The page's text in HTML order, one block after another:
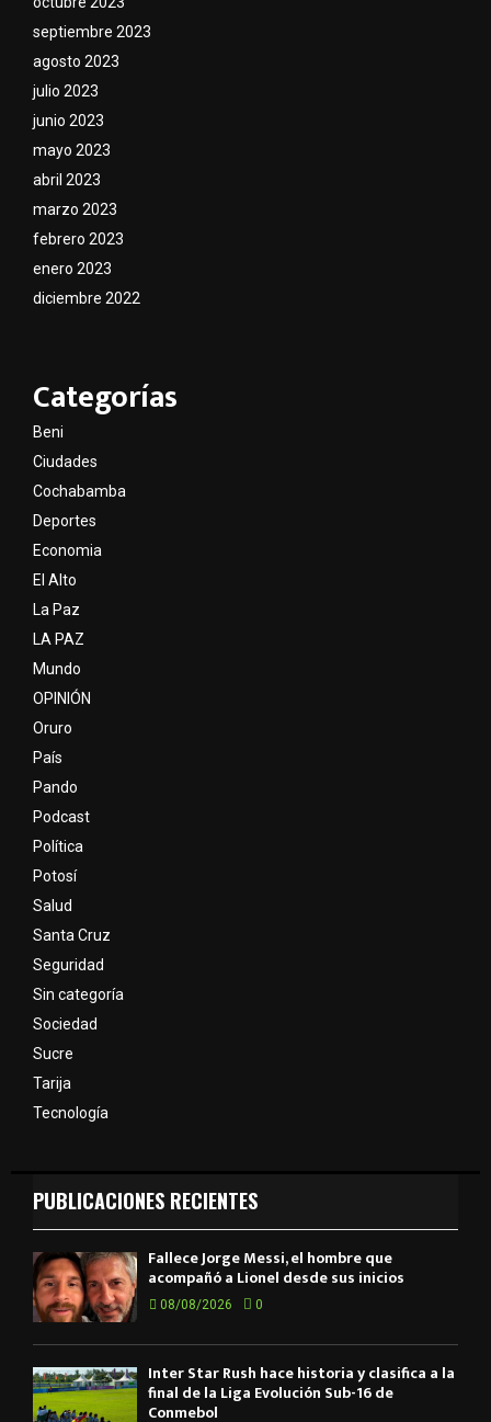
septiembre 2023
agosto 2023
julio 2023
junio 2023
mayo 2023
abril 2023
marzo 2023
febrero 2023
enero 2023
diciembre 2022
Categorías
Beni
Ciudades
Cochabamba
Deportes
Economia
El Alto
La Paz
LA PAZ
Mundo
OPINIÓN
Oruro
País
Pando
Podcast
Política
Potosí
Salud
Santa Cruz
Seguridad
Sin categoría
Sociedad
Sucre
Tarija
Tecnología
PUBLICACIONES RECIENTES
Fallece Jorge Messi, el hombre que
acompañó a Lionel desde sus inicios
08/08/2026 0
Inter Star Rush hace historia y clasifica a la
final de la Liga Evolución Sub-16 de
Conmebol